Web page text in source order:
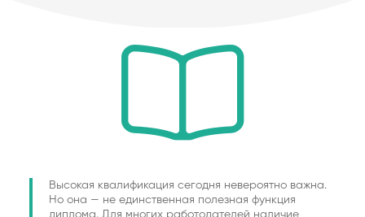
Высокая квалификация сегодня невероятно важна.
Но она — не единственная полезная функция
диплома. Для многих работодателей наличие